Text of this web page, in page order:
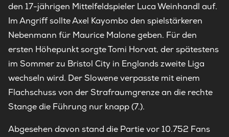
den 17-jährigen Mittelfeldspieler Luca Weinhandl auf.
Im Angriff sollte Axel Kayombo den spielstärkeren
Nebenmann für Maurice Malone geben. Für den
ersten Höhepunkt sorgte Tomi Horvat, der spätestens
im Sommer zu Bristol City in Englands zweite Liga
wechseln wird. Der Slowene verpasste mit einem
Flachschuss von der Strafraumgrenze an die rechte
Stange die Führung nur knapp (7.).
Abgesehen davon stand die Partie vor 10.752 Fans